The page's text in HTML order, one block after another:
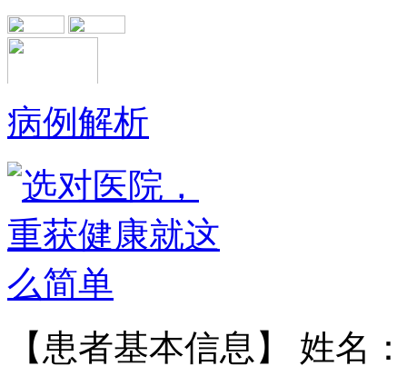
黄省让 门诊医师
黄省让，男，医生。一九七六年毕业
【详情】
病例解析
【患者基本信息】 姓名